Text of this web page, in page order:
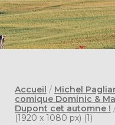
Accueil / Michel
comique Dominic &
Dupont cet automne !
(1920 x 1080 px) (1)